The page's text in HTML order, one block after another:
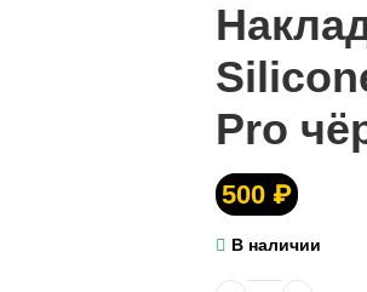
Pro
500 ₽
В наличии